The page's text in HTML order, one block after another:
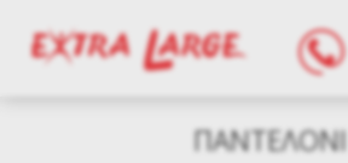
ΠΑΝΤΕΛΟΝΙ